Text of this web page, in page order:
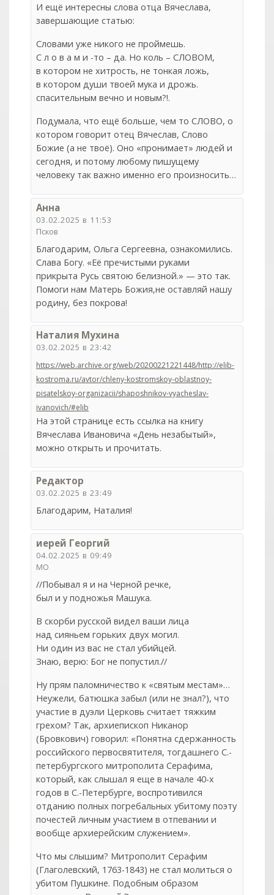
И ещё интересны слова отца Вячеслава,
завершающие статью:
Словами уже никого не проймешь.
С л о в а м и -то – да. Но коль – СЛОВОМ,
в котором не хитрость, не тонкая ложь,
в котором души твоей мука и дрожь.
спасительным вечно и новым?!.
Подумала, что ещё больше, чем то СЛОВО, о
котором говорит отец Вячеслав, Слово
Божие (а не твоё). Оно «пронимает» людей и
сегодня, и потому любому пишущему
человеку так важно именно его произносить…
Анна
03.02.2025 в 11:53
Псков
Благодарим, Ольга Сергеевна, ознакомились.
Слава Богу. «Её пречистыми руками
прикрыта Русь святою белизной.» — это так.
Помоги нам Матерь Божия,не оставляй нашу
родину, без покрова!
Наталия Мухина
03.02.2025 в 23:42
https://web.archive.org/web/20200221221448/http://elib-
kostroma.ru/avtor/chleny-kostromskoy-oblastnoy-
pisatelskoy-organizacii/shaposhnikov-vyacheslav-
ivanovich/#elib
На этой странице есть ссылка на книгу
Вячеслава Ивановича «День незабытый»,
можно открыть и прочитать.
Редактор
03.02.2025 в 23:49
Благодарим, Наталия!
иерей Георгий
04.02.2025 в 09:49
МО
//Побывал я и на Черной речке,
был и у подножья Машука.
В скорби русской видел ваши лица
над сияньем горьких двух могил.
Ни один из вас не стал убийцей.
Знаю, верю: Бог не попустил.//
Ну прям паломничество к «святым местам»…
Неужели, батюшка забыл (или не знал?), что
участие в дуэли Церковь считает тяжким
грехом? Так, архиепископ Никанор
(Бровкович) говорил: «Понятна сдержанность
российского первосвятителя, тогдашнего С.-
петербургского митрополита Серафима,
который, как слышал я еще в начале 40-х
годов в С.-Петербурге, воспротивился
отданию полных погребальных убитому поэту
почестей личным участием в отпевании и
вообще архиерейским служением».
Что мы слышим? Митрополит Серафим
(Глаголевский, 1763-1843) не стал молиться о
убитом Пушкине. Подобным образом